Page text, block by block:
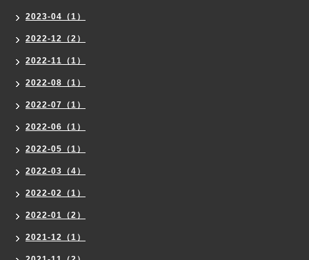
2023-04（1）
2022-12（2）
2022-11（1）
2022-08（1）
2022-07（1）
2022-06（1）
2022-05（1）
2022-03（4）
2022-02（1）
2022-01（2）
2021-12（1）